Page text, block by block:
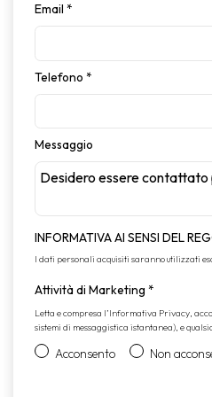
Email *
Telefono *
Messaggio
INFORMATIVA AI SENSI DEL
I dati personali acquisiti saranno utilizzati
Attività di Marketing *
Letta e compresa l’Informativa Privacy,
sistemi di messaggistica istantanea), e
Acconsento Non